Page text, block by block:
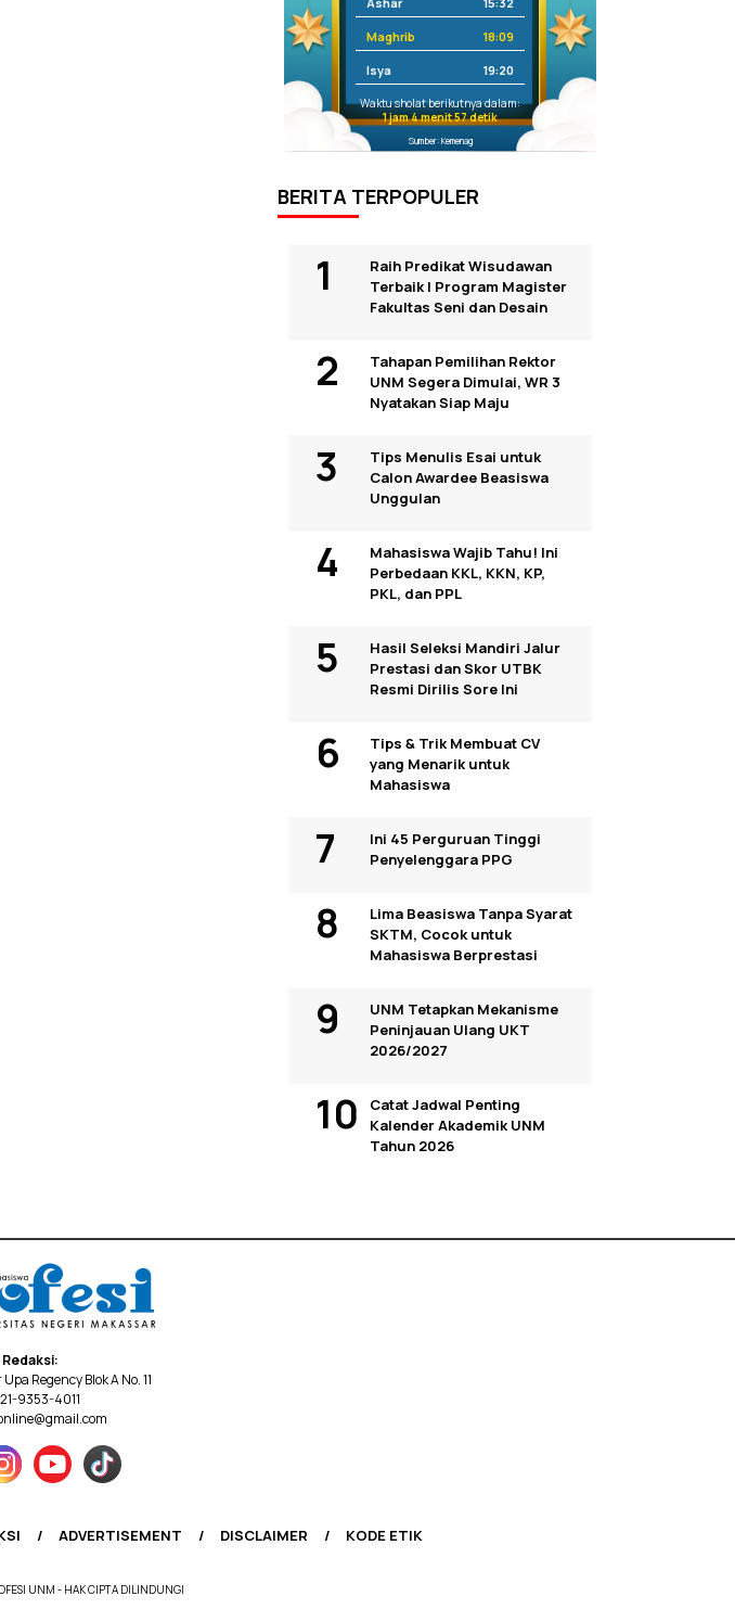
Maghrib 18:09
Isya 19:20
Waktu sholat berikutnya dalam:
1 jam 4 menit 57 detik
Sumber: Kemenag
BERITA TERPOPULER
Raih Predikat Wisudawan
Terbaik I Program Magister
Fakultas Seni dan Desain
Tahapan Pemilihan Rektor
UNM Segera Dimulai, WR 3
Nyatakan Siap Maju
Tips Menulis Esai untuk
Calon Awardee Beasiswa
Unggulan
Mahasiswa Wajib Tahu! Ini
Perbedaan KKL, KKN, KP,
PKL, dan PPL
Hasil Seleksi Mandiri Jalur
Prestasi dan Skor UTBK
Resmi Dirilis Sore Ini
Tips & Trik Membuat CV
yang Menarik untuk
Mahasiswa
Ini 45 Perguruan Tinggi
Penyelenggara PPG
Lima Beasiswa Tanpa Syarat
SKTM, Cocok untuk
Mahasiswa Berprestasi
UNM Tetapkan Mekanisme
Peninjauan Ulang UKT
2026/2027
Catat Jadwal Penting
Kalender Akademik UNM
Tahun 2026
Regency Blok A No. 11
9353-4011
ADVERTISEMENT DISCLAIMER KODE ETIK
UNM - HAK CIPTA DILINDUNGI